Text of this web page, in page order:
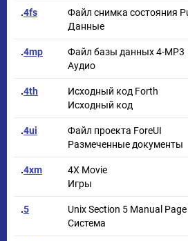
.4fs
Файл снимка состояния
Данные
.4mp
Файл базы данных 4-MP3
Аудио
.4th
Исходный код Forth
Исходный код
.4ui
Файл проекта ForeUI
Размеченные документы
.4xm
4X Movie
Игры
.5
Unix Section 5 Manual Page
Система